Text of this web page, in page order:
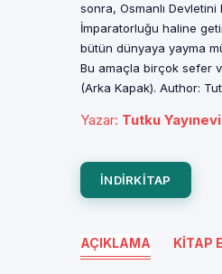
sonra, Osmanlı Devletini
İmparatorluğu haline
bütün dünyaya yayma
Bu amaçla birçok sefer
(Arka Kapak). Author:
Yazar: Tutku Yayınevi
INDIRKITAP
AÇIKLAMA KITAP